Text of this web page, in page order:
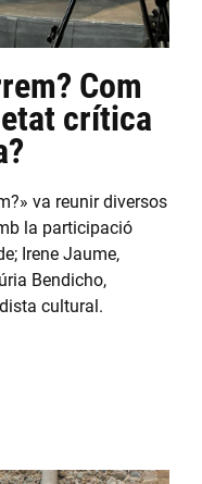
Com
crítica
va reunir diversos
la participació
Irene Jaume,
Bendicho,
cultural.